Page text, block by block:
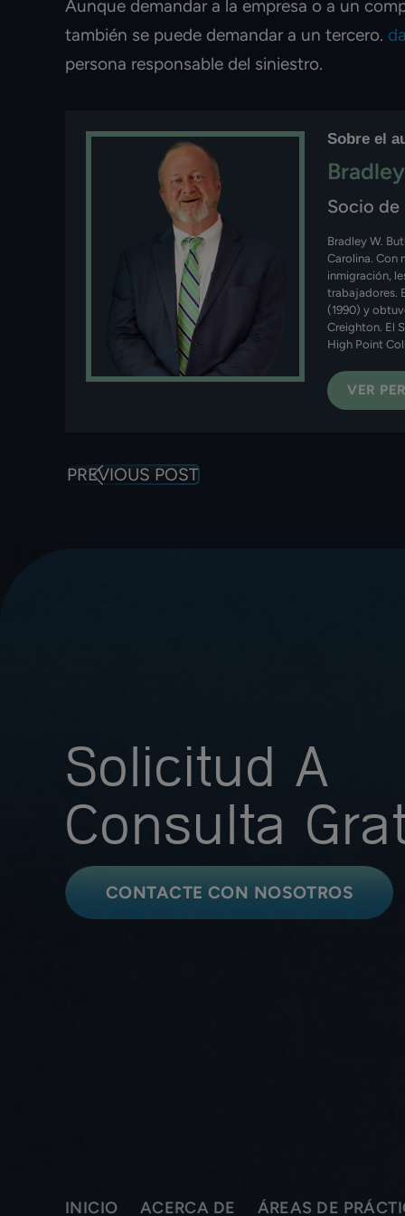
Aunque demandar a la empresa o a un
también se puede demandar a un tercero.
persona responsable del siniestro.
Sobre el
Socio de
Bradley W.
Carolina. Con
inmigración,
trabajadores.
(1990) y
Creighton. El
High Point
VER
PREVIOUS POST
Solicitud A
Consulta
CONTACTE CON NOSOTROS
INICIO ACERCA DE ÁREAS DE